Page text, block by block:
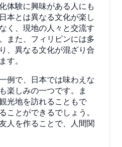
体験に興味がある人にも
本とは異なる文化が楽し
く、現地の人々と交流す
また、フィリピンには多
、異なる文化が混ざり合
す。
例で、日本では味わえな
楽しみの一つです。ま
光地を訪れることもで
ことができるでしょう。
人を作ることで、人間関